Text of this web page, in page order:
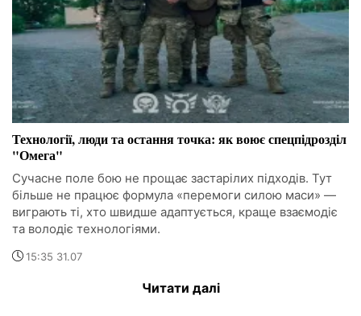
Технології, люди та остання точка: як воює спецпідрозділ
"Омега"
Сучасне поле бою не прощає застарілих підходів. Тут
більше не працює формула «перемоги силою маси» —
виграють ті, хто швидше адаптується, краще взаємодіє
та володіє технологіями.
15:35 31.07
Читати далі